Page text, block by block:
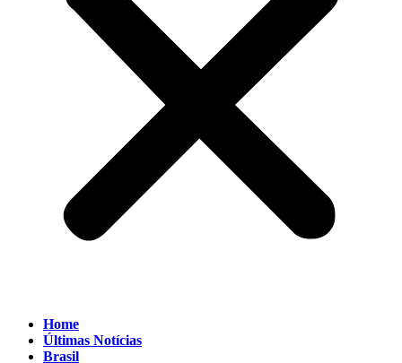
Home
Últimas Notícias
Brasil